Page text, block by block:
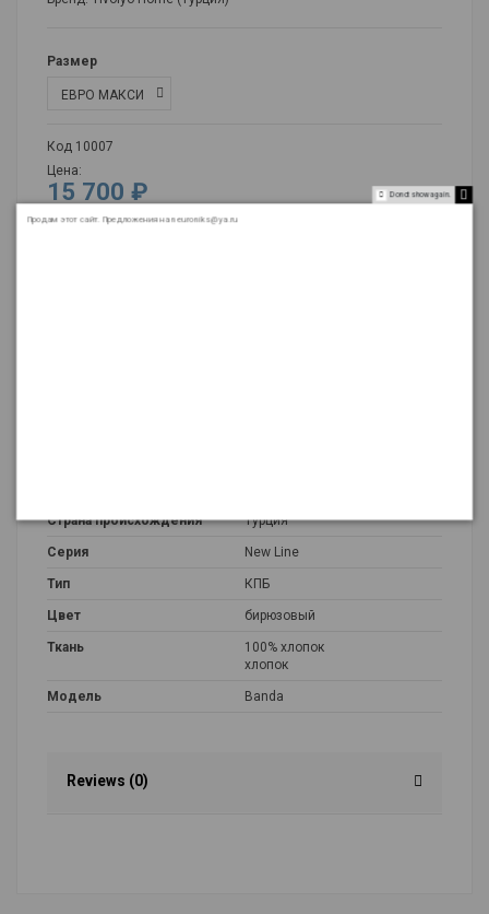
Размер
Код 10007
Цена:
15 700 ₽
Страна происхождения Турция
Серия New Line
Тип КПБ
Цвет бирюзовый
Ткань
100% хлопок
хлопок
Модель Banda
Reviews (0)
Do not show again.
Продам этот сайт. Предложения на neuroniks@ya.ru